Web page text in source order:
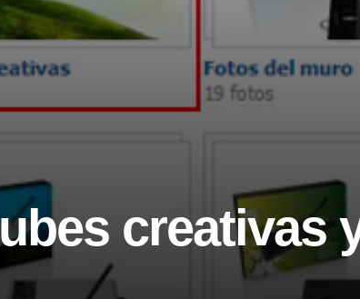
creativas